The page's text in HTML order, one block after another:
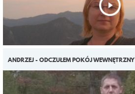
ANDRZEJ - ODCZUŁEM POKÓJ WEWNĘTRZNY